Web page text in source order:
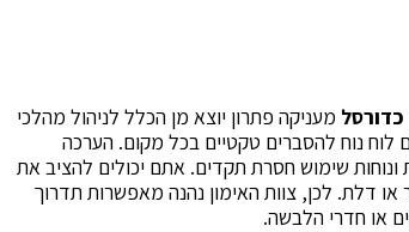
כדורסל מעניקה פתרון יוצא מן הכלל לניהול מהלכי
נוח להסברים טקטיים בכל מקום. הערכה
ונוחות שימוש חסרת תקדים. אתם יכולים להציב את
או דלת. לכן, צוות האימון נהנה מאפשרות תדרוך
או חדרי הלבשה.